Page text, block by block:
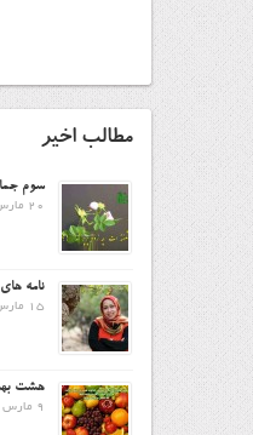
مطالب اخیر
سوم جمادی
20 مارس 2015
نامه
15 مارس 2015
هشت
9 مارس 2015